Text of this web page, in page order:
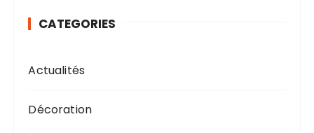
CATEGORIES
Actualités
Décoration